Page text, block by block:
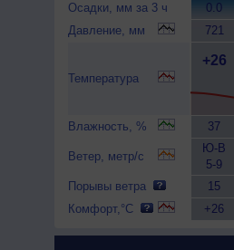
Осадки, мм за 3 ч
Давление, мм
Температура
Влажность, %
Ветер, метр/с
Порывы ветра
Комфорт,°C
0.0
721
+26
37
Ю-В
5-9
15
+26